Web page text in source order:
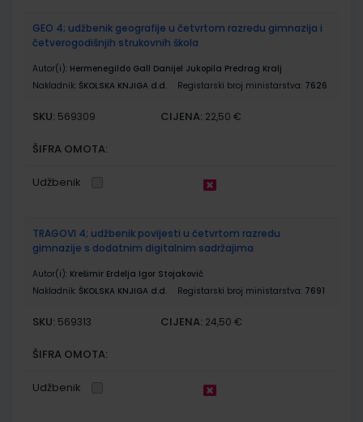
GEO 4; udžbenik geografije u četvrtom razredu gimnazija i
četverogodišnjih strukovnih škola
Autor(i): Hermenegildo Gall Danijel Jukopila Predrag Kralj
Nakladnik: ŠKOLSKA KNJIGA d.d. Registarski broj ministarstva: 7626
SKU: 569309 CIJENA: 22,50 €
ŠIFRA OMOTA:
Udžbenik
TRAGOVI 4; udžbenik povijesti u četvrtom razredu
gimnazije s dodatnim digitalnim sadržajima
Autor(i): Krešimir Erdelja Igor Stojaković
Nakladnik: ŠKOLSKA KNJIGA d.d. Registarski broj ministarstva: 7691
SKU: 569313 CIJENA: 24,50 €
ŠIFRA OMOTA:
Udžbenik